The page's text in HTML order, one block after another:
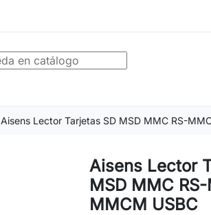
Aisens Lector Tarjetas SD MSD MMC RS-
Aisens Lector
MSD MMC
MMCM USBC